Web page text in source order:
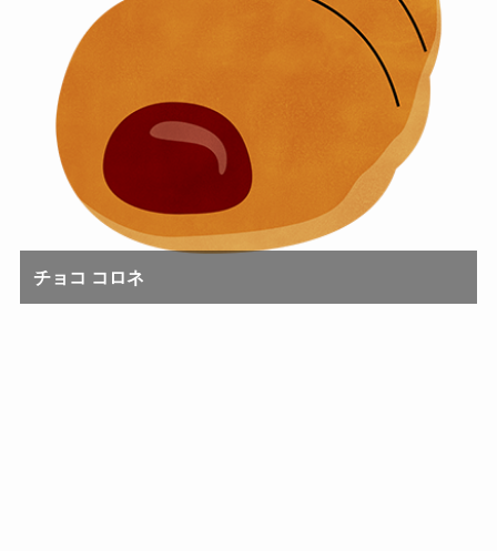
チョコ コロネ